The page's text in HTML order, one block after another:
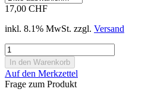
17,00 CHF
inkl. 8.1% MwSt. zzgl. Versand
Auf den Merkzettel
Frage zum Produkt